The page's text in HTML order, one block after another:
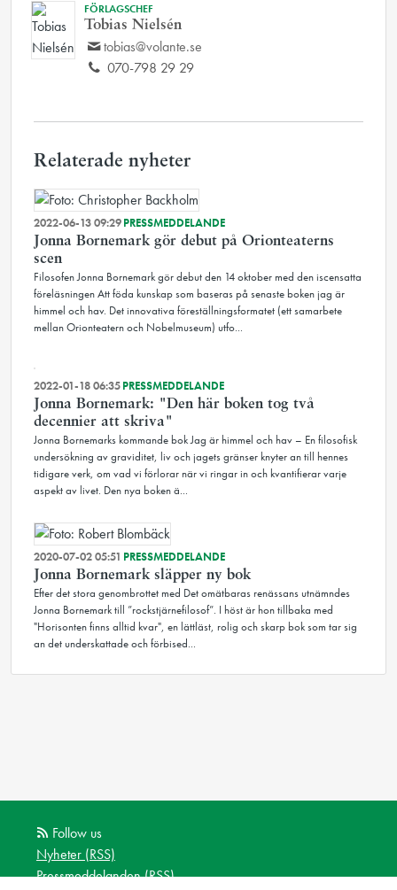
FÖRLAGSCHEF
Tobias Nielsén
tobias@volante.se
070-798 29 29
Relaterade nyheter
2022-06-13 09:29PRESSMEDDELANDE
Jonna Bornemark gör debut på Orionteaterns
scen
Filosofen Jonna Bornemark gör debut den 14 oktober med den iscensatta
föreläsningen Att föda kunskap som baseras på senaste boken jag är
himmel och hav. Det innovativa föreställningsformatet (ett samarbete
mellan Orionteatern och Nobelmuseum) utfo...
2022-01-18 06:35PRESSMEDDELANDE
Jonna Bornemark: "Den här boken tog två
decennier att skriva"
Jonna Bornemarks kommande bok Jag är himmel och hav – En filosofisk
undersökning av graviditet, liv och jagets gränser knyter an till hennes
tidigare verk, om vad vi förlorar när vi ringar in och kvantifierar varje
aspekt av livet. Den nya boken ä...
2020-07-02 05:51 PRESSMEDDELANDE
Jonna Bornemark släpper ny bok
Efter det stora genombrottet med Det omätbaras renässans utnämndes
Jonna Bornemark till ”rockstjärnefilosof”. I höst är hon tillbaka med
"Horisonten finns alltid kvar", en lättläst, rolig och skarp bok som tar sig
an det underskattade och förbised...
Follow us
Nyheter (RSS)
Pressmeddelanden (RSS)